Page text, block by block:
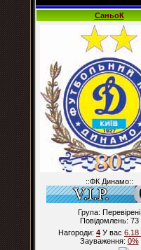
СаньоК
::ФК Динамо::
Група: Перевірені
Повідомлень: 73
Нагороди: 4 У вас 6.18
Зауваження: 0%